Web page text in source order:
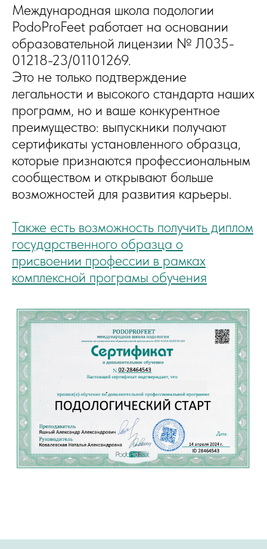
Международная школа подологии
PodoProFeet работает на основании
образовательной лицензии № Л035-
01218-23/01101269.
Это не только подтверждение
легальности и высокого стандарта наших
программ, но и ваше конкурентное
преимущество: выпускники получают
сертификаты установленного образца,
которые признаются профессиональным
сообществом и открывают больше
возможностей для развития карьеры.
Также есть возможность получить диплом
государственного образца о
присвоении профессии в рамках
комплексной програмы обучения